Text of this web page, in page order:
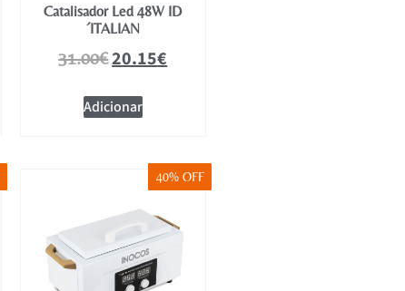
Catalisador Led 48W ID
´ITALIAN
31.00€20.15€
Adicionar
40% OFF